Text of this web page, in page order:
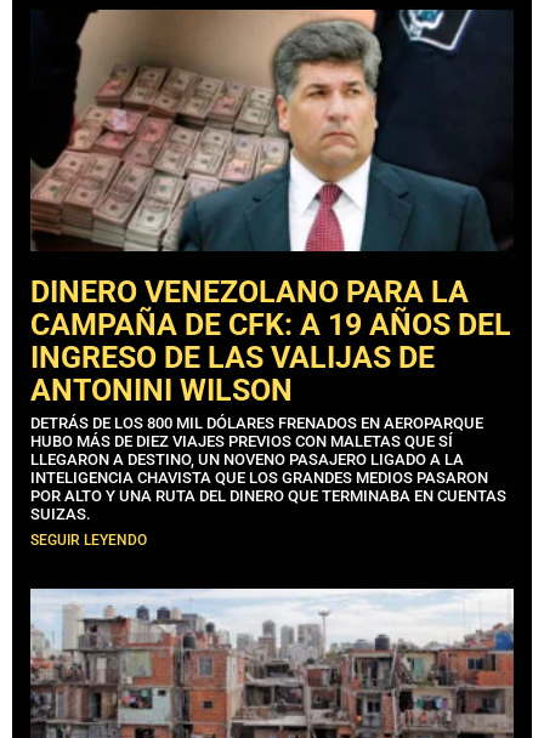
DINERO VENEZOLANO PARA LA
CAMPAÑA DE CFK: A 19 AÑOS DEL
INGRESO DE LAS VALIJAS DE
ANTONINI WILSON
DETRÁS DE LOS 800 MIL DÓLARES FRENADOS EN AEROPARQUE
HUBO MÁS DE DIEZ VIAJES PREVIOS CON MALETAS QUE SÍ
LLEGARON A DESTINO, UN NOVENO PASAJERO LIGADO A LA
INTELIGENCIA CHAVISTA QUE LOS GRANDES MEDIOS PASARON
POR ALTO Y UNA RUTA DEL DINERO QUE TERMINABA EN CUENTAS
SUIZAS.
SEGUIR LEYENDO